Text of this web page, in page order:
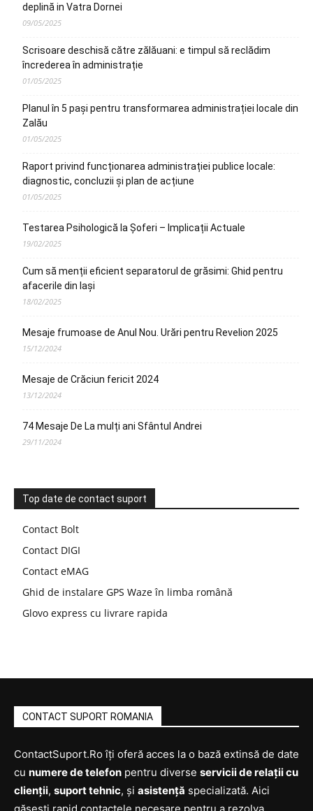
deplină in Vatra Dornei
09/05/2025
Scrisoare deschisă către zălăuani: e timpul să reclădim
încrederea în administrație
01/05/2025
Planul în 5 pași pentru transformarea administrației locale din
Zalău
01/05/2025
Raport privind funcționarea administrației publice locale:
diagnostic, concluzii și plan de acțiune
01/05/2025
Testarea Psihologică la Șoferi – Implicații Actuale
19/02/2025
Cum să menții eficient separatorul de grăsimi: Ghid pentru
afacerile din Iași
18/02/2025
Mesaje frumoase de Anul Nou. Urări pentru Revelion 2025
15/12/2024
Mesaje de Crăciun fericit 2024
13/12/2024
74 Mesaje De La mulți ani Sfântul Andrei
29/11/2024
Top date de contact suport
Contact Bolt
Contact DIGI
Contact eMAG
Ghid de instalare GPS Waze în limba română
Glovo express cu livrare rapida
CONTACT SUPORT ROMANIA
ContactSuport.Ro îți oferă acces la o bază extinsă de date
cu numere de telefon pentru diverse servicii de relații cu
clienții, suport tehnic, și asistență specializată. Aici